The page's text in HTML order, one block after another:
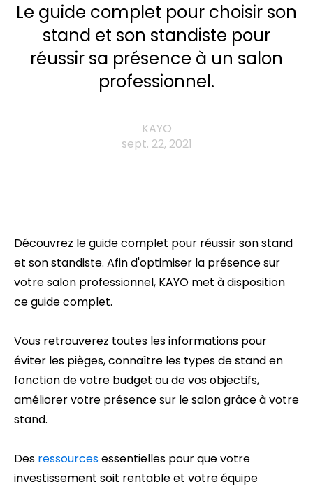
Le guide complet pour choisir son
stand et son standiste pour
réussir sa présence à un salon
professionnel.
KAYO
sept. 22, 2021
Découvrez le guide complet pour réussir son stand
et son standiste. Afin d'optimiser la présence sur
votre salon professionnel, KAYO met à disposition
ce guide complet.
Vous retrouverez toutes les informations pour
éviter les pièges, connaître les types de stand en
fonction de votre budget ou de vos objectifs,
améliorer votre présence sur le salon grâce à votre
stand.
Des ressourcesessentielles pour que votre
investissement soit rentable et votre équipe